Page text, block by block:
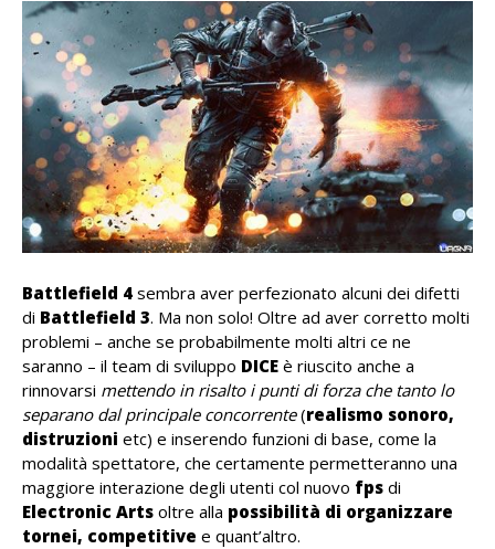
Battlefield 4 sembra aver perfezionato alcuni dei difetti
di Battlefield 3. Ma non solo! Oltre ad aver corretto molti
problemi – anche se probabilmente molti altri ce ne
saranno – il team di sviluppo DICE è riuscito anche a
rinnovarsi mettendo in risalto i punti di forza che tanto lo
separano dal principale concorrente(realismo sonoro,
distruzioni etc) e inserendo funzioni di base, come la
modalità spettatore, che certamente permetteranno una
maggiore interazione degli utenti col nuovo fps di
Electronic Arts oltre alla possibilità di organizzare
tornei, competitive e quant’altro.